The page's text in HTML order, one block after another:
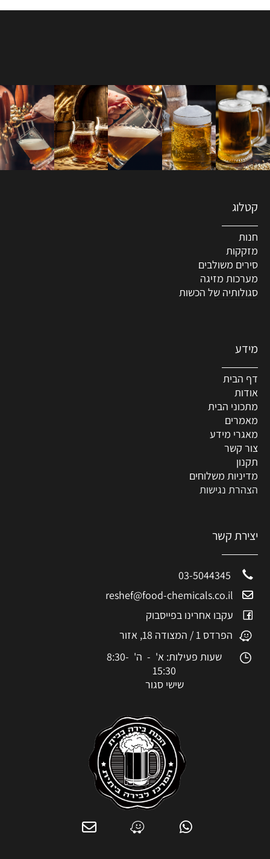
קטלוג
חנות
מזקקות
סירים משולבים
מערכות מזיגה
סגולותיה של הכשות
מידע
דף הבית
אודות
מתכוני הבית
מאמרים
מאגרי מידע
צור קשר
תקנון
מדיניות משלוחים
הצהרת נגישות
יצירת קשר
reshef@food-chemicals.co.il
עקבו אחרינו בפייסבוק
הפרדס 1 / המצודה 18, אזור
שעות פעילות: א' - ה' 8:30-
15:30
שישי סגור